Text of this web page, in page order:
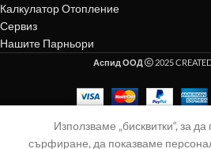
Калкулатор Отопление
Сервиз
Нашите Парньори
Аспид ООД 2025
КоличкаАкаунт
Използваме „бисквитки“, за
сърфиране, да показваме